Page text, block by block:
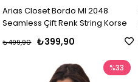
Arias Closet Bordo MI 2048
Seamless Çift Renk String Korse
₺399,90
₺499,90
%33